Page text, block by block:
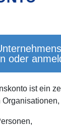
oder
ist ein